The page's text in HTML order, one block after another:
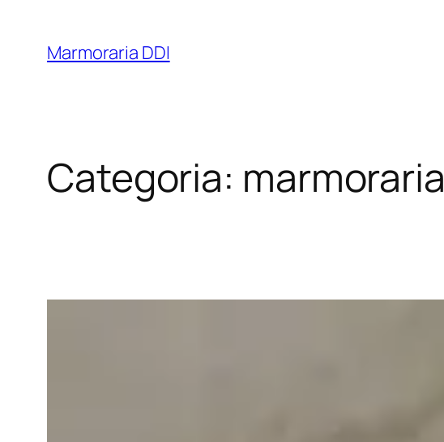
Marmoraria DDI
Categoria: marmoraria